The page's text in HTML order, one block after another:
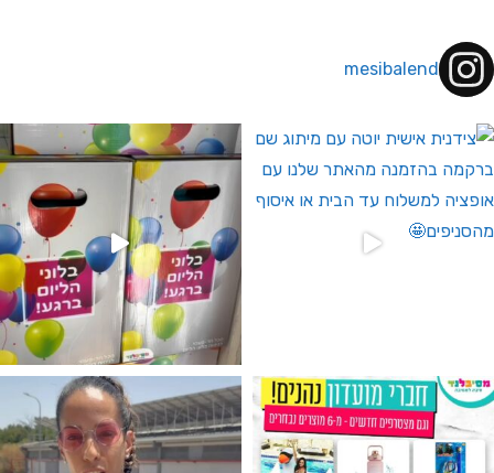
mesibalend
לחברי מועדון ומצטרפים חדשים🤍
מין העובר רק במסיבלנד !! קיים